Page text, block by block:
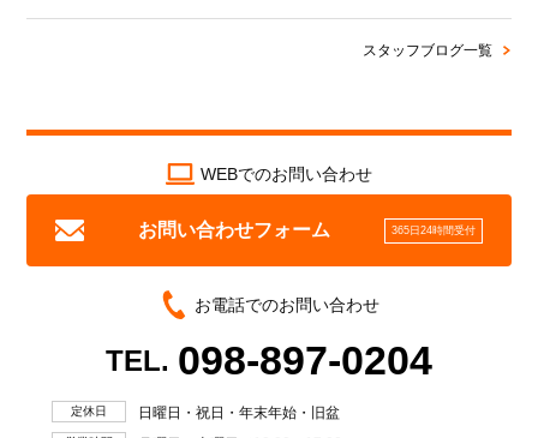
スタッフブログ一覧
WEBでのお問い合わせ
お問い合わせフォーム 365日24時間受付
お電話でのお問い合わせ
TEL. 098-897-0204
定休日 日曜日・祝日・年末年始・旧盆